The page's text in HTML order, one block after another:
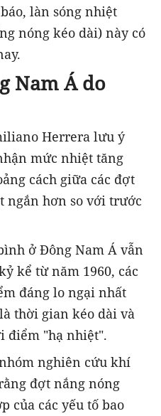
làn sóng nhiệt
nóng kéo dài) này có
Nam Á do
Herrera lưu ý
mức nhiệt tăng
cách giữa các đợt
ngắn hơn so với trước
ở Đông Nam Á vẫn
kể từ năm 1960, các
đáng lo ngại nhất
thời gian kéo dài và
điểm "hạ nhiệt".
nghiên cứu khí
đợt nắng nóng
của các yếu tố bao